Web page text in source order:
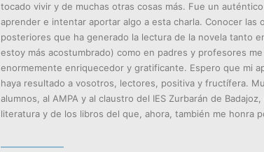
tocado vivir y de muchas otras cosas más. Fue un
aprender e intentar aportar algo a esta charla. Conocer las
posteriores que ha generado la lectura de la novela tanto
estoy más acostumbrado) como en padres y profesores
enormemente enriquecedor y gratificante. Espero que mi
haya resultado a vosotros, lectores, positiva y fructífera.
alumnos, al AMPA y al claustro del IES Zurbarán de
literatura y de los libros del que, ahora, también me honra